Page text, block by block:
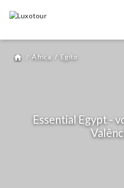
home / África / Egito
Essential Egypt -